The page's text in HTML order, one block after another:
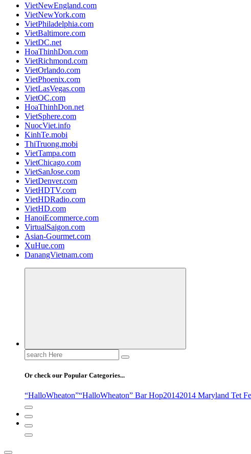
VietNewEngland.com
VietNewYork.com
VietPhiladelphia.com
VietBaltimore.com
VietDC.net
HoaThinhDon.com
VietRichmond.com
VietOrlando.com
VietPhoenix.com
VietLasVegas.com
VietOC.com
HoaThinhDon.net
VietSphere.com
NuocViet.info
KinhTe.mobi
ThiTruong.mobi
VietTampa.com
VietChicago.com
VietSanJose.com
VietDenver.com
VietHDTV.com
VietHDRadio.com
VietHD.com
HanoiEcommerce.com
VirtualSaigon.com
Asian-Gourmet.com
XuHue.com
DanangVietnam.com
Search
for:
Or check our Popular Categories...
“HalloWheaton”“HalloWheaton” Bar Hop20142014 Maryland Tet